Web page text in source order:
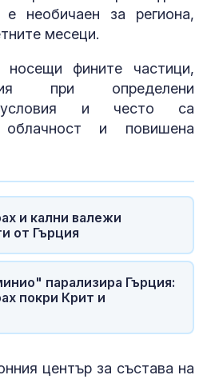
необичаен за региона,
месеци.
фините частици,
при определени
условия и често са
и повишена
и кални валежи
от Гърция
парализира Гърция:
покри Крит и
център за състава на